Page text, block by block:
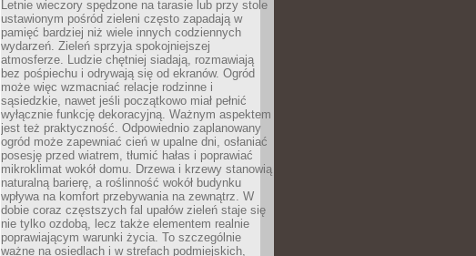
Letnie wieczory spędzone na tarasie lub przy stole
ustawionym pośród zieleni często zapadają w
pamięć bardziej niż wiele innych codziennych
wydarzeń. Zieleń sprzyja spokojniejszej
atmosferze. Ludzie chętniej siadają, rozmawiają
bez pośpiechu i odrywają się od ekranów. Ogród
może więc wzmacniać relacje rodzinne i
sąsiedzkie, nawet jeśli początkowo miał pełnić
wyłącznie funkcję dekoracyjną. Ważnym aspektem
jest też praktyczność. Odpowiednio zaplanowany
ogród może zapewniać cień w upalne dni, osłaniać
posesję przed wiatrem, tłumić hałas i poprawiać
mikroklimat wokół domu. Drzewa i krzewy stanowią
naturalną barierę, a roślinność wokół budynku
wpływa na komfort przebywania na zewnątrz. W
dobie coraz częstszych fal upałów zieleń staje się
nie tylko ozdobą, lecz także elementem realnie
poprawiającym warunki życia. To szczególnie
ważne na osiedlach i w strefach podmiejskich,